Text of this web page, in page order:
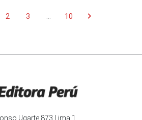
2 3 10 chevron_right
Ugarte 873 Lima 1